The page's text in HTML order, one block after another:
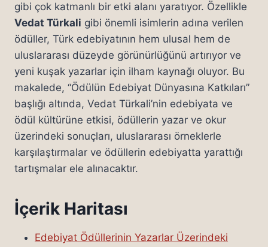
gibi çok katmanlı bir etki alanı yaratıyor. Özellikle
Vedat Türkali gibi önemli isimlerin adına verilen
ödüller, Türk edebiyatının hem ulusal hem de
uluslararası düzeyde görünürlüğünü artırıyor ve
yeni kuşak yazarlar için ilham kaynağı oluyor. Bu
makalede, “Ödülün Edebiyat Dünyasına Katkıları”
başlığı altında, Vedat Türkali’nin edebiyata ve
ödül kültürüne etkisi, ödüllerin yazar ve okur
üzerindeki sonuçları, uluslararası örneklerle
karşılaştırmalar ve ödüllerin edebiyatta yarattığı
tartışmalar ele alınacaktır.
İçerik Haritası
Edebiyat Ödüllerinin Yazarlar Üzerindeki